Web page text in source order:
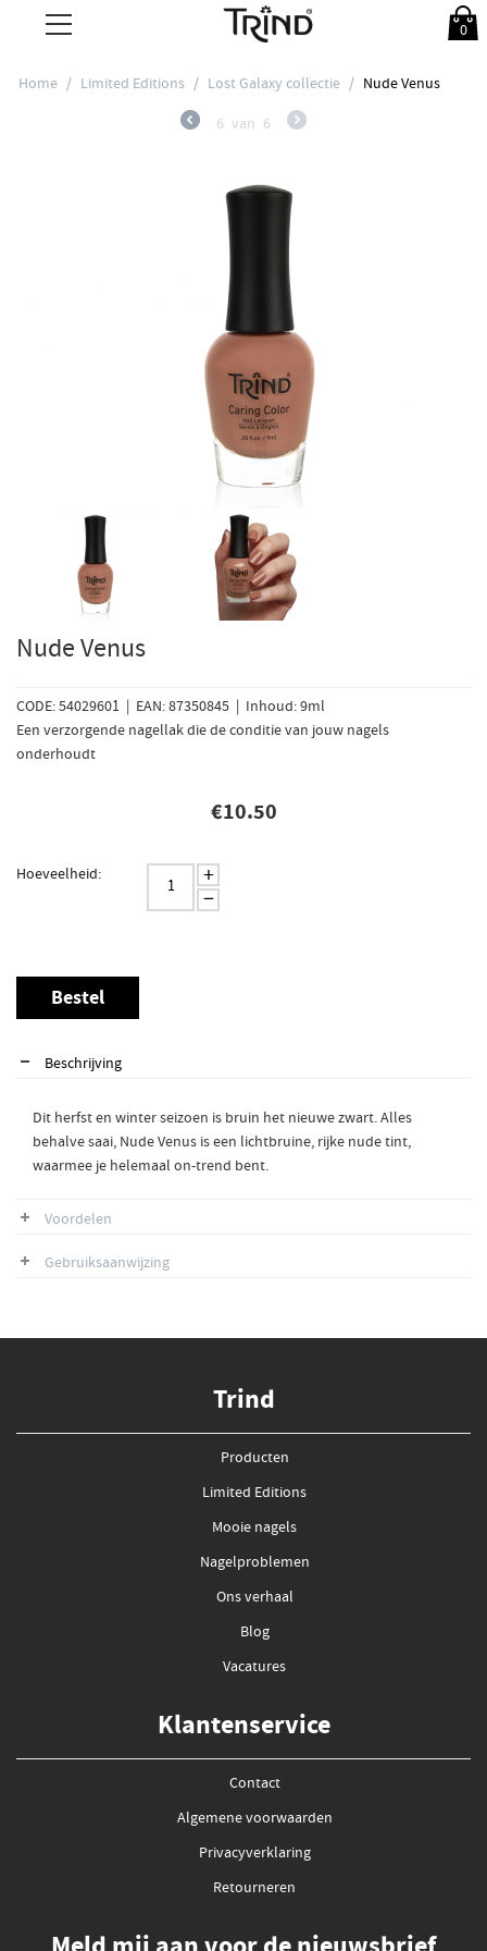
0
Home / Limited Editions / Lost Galaxy collectie / Nude Venus
6 van 6
Nude Venus
CODE: 54029601 | EAN: 87350845 | Inhoud: 9ml
Een verzorgende nagellak die de conditie van jouw nagels
onderhoudt
€10.50
Hoeveelheid: +
−
Bestel
Beschrijving
Dit herfst en winter seizoen is bruin het nieuwe zwart. Alles
behalve saai, Nude Venus is een lichtbruine, rijke nude tint,
waarmee je helemaal on-trend bent.
Voordelen
Gebruiksaanwijzing
Trind
Producten
Limited Editions
Mooie nagels
Nagelproblemen
Ons verhaal
Blog
Vacatures
Klantenservice
Contact
Algemene voorwaarden
Privacyverklaring
Retourneren